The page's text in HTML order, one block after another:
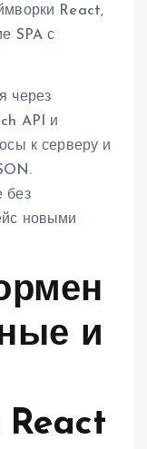
React,
SPA с
через
API и
к серверу и
без
новыми
и